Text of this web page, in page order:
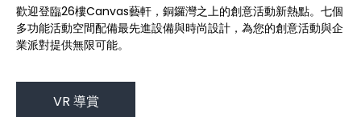
歡迎登臨26樓Canvas藝軒，銅鑼灣之上的創意活動新熱點。七個
多功能活動空間配備最先進設備與時尚設計，為您的創意活動與企
業派對提供無限可能。
VR 導賞